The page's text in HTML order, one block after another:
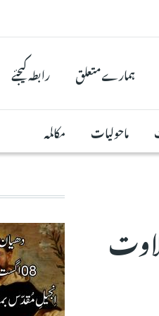
ہمارے متعلق رابطہ کیجئے
Search
ماحولیات مکالمہ
تلاوت